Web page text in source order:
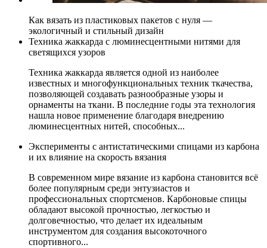
Как вязать из пластиковых пакетов с нуля —
экологичный и стильный дизайн
Техника жаккарда с люминесцентными нитями для
светящихся узоров
Техника жаккарда является одной из наиболее
известных и многофункциональных техник ткачества,
позволяющей создавать разнообразные узоры и
орнаменты на ткани. В последние годы эта технология
нашла новое применение благодаря внедрению
люминесцентных нитей, способных...
Эксперименты с антистатическими спицами из карбона
и их влияние на скорость вязания
В современном мире вязание из карбона становится всё
более популярным среди энтузиастов и
профессиональных спортсменов. Карбоновые спицы
обладают высокой прочностью, легкостью и
долговечностью, что делает их идеальным
инструментом для создания высокоточного
спортивного...